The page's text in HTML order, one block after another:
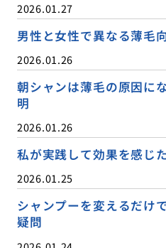
2026.01.27
男性と女性で異なる薄毛
2026.01.26
朝シャンは薄毛の原因に
明
2026.01.26
私が実践して効果を感じ
2026.01.25
シャンプーを変えるだけ
疑問